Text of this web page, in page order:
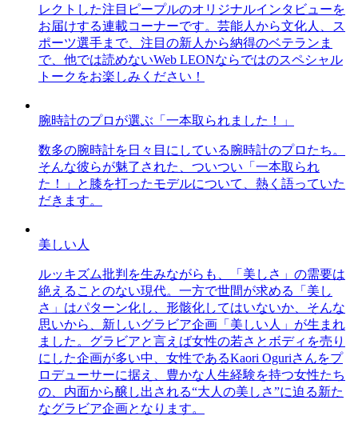
レクトした注目ピープルのオリジナルインタビューを
お届けする連載コーナーです。芸能人から文化人、ス
ポーツ選手まで、注目の新人から納得のベテランま
で、他では読めないWeb LEONならではのスペシャル
トークをお楽しみください！
腕時計のプロが選ぶ「一本取られました！」
数多の腕時計を日々目にしている腕時計のプロたち。
そんな彼らが魅了された、ついつい「一本取られ
た！」と膝を打ったモデルについて、熱く語っていた
だきます。
美しい人
ルッキズム批判を生みながらも、「美しさ」の需要は
絶えることのない現代。一方で世間が求める「美し
さ」はパターン化し、形骸化してはいないか、そんな
思いから、新しいグラビア企画「美しい人」が生まれ
ました。グラビアと言えば女性の若さとボディを売り
にした企画が多い中、女性であるKaori Oguriさんをプ
ロデューサーに据え、豊かな人生経験を持つ女性たち
の、内面から醸し出される“大人の美しさ”に迫る新た
なグラビア企画となります。